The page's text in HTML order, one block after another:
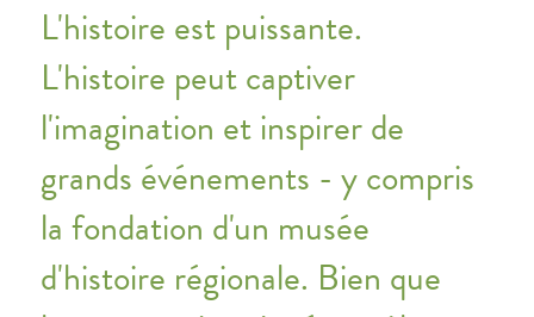
L'histoire est puissante.
L'histoire peut captiver
l'imagination et inspirer de
grands événements - y compris
la fondation d'un musée
d'histoire régionale. Bien que